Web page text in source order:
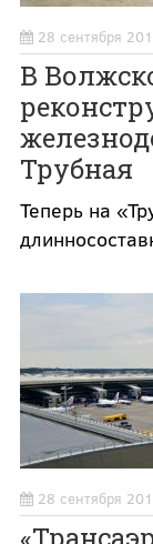
28 сентября
В
Трубная
Теперь на
28 сентября